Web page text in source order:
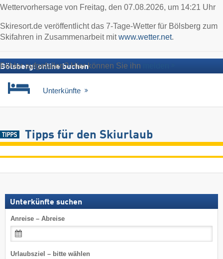
Wettervorhersage von Freitag, den 07.08.2026, um 14:21 Uhr
Skiresort.de veröffentlicht das 7-Tage-Wetter für Bölsberg zum
Skifahren in Zusammenarbeit mitwww.wetter.net.
Fehler aufgefallen? Hier können Sie ihn
Bölsberg: online buchen
Unterkünfte
Tipps für den Skiurlaub
Unterkünfte suchen
Anreise – Abreise
Urlaubsziel – bitte wählen